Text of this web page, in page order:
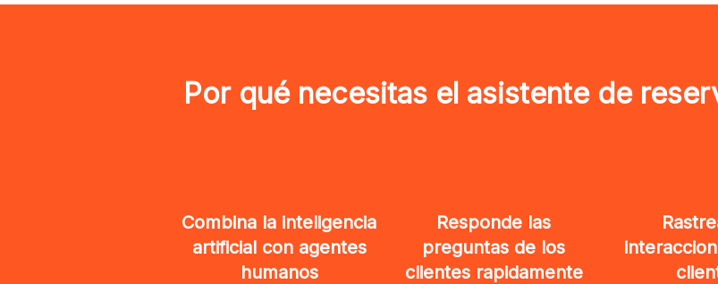
Por qué necesitas el asistente de
Combina la inteligencia
artificial con agentes
humanos
Responde las
preguntas de los
clientes rapidamente